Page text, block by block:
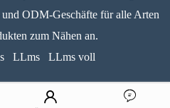
ODM-Geschäfte für alle Arten
zum Nähen an.
LLms LLms voll